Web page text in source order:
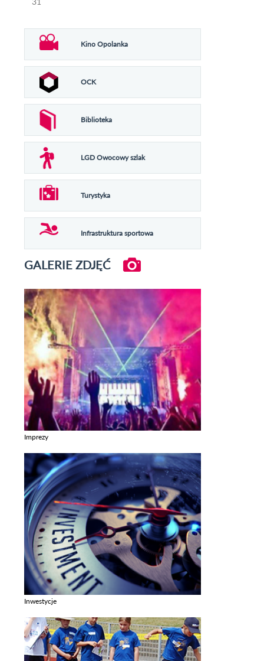
Kino Opolanka
OCK
Biblioteka
LGD Owocowy szlak
Turystyka
Infrastruktura sportowa
GALERIE ZDJĘĆ
Imprezy
Inwestycje